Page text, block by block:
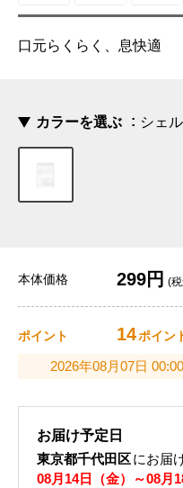
口元らくらく、息快適
カラーを選ぶ シェ
本体価格 299円 (
ポイント 14ポイン
2026年08月07日
お届け予定日
東京都千代田区にお届
08月14日（金）～08月